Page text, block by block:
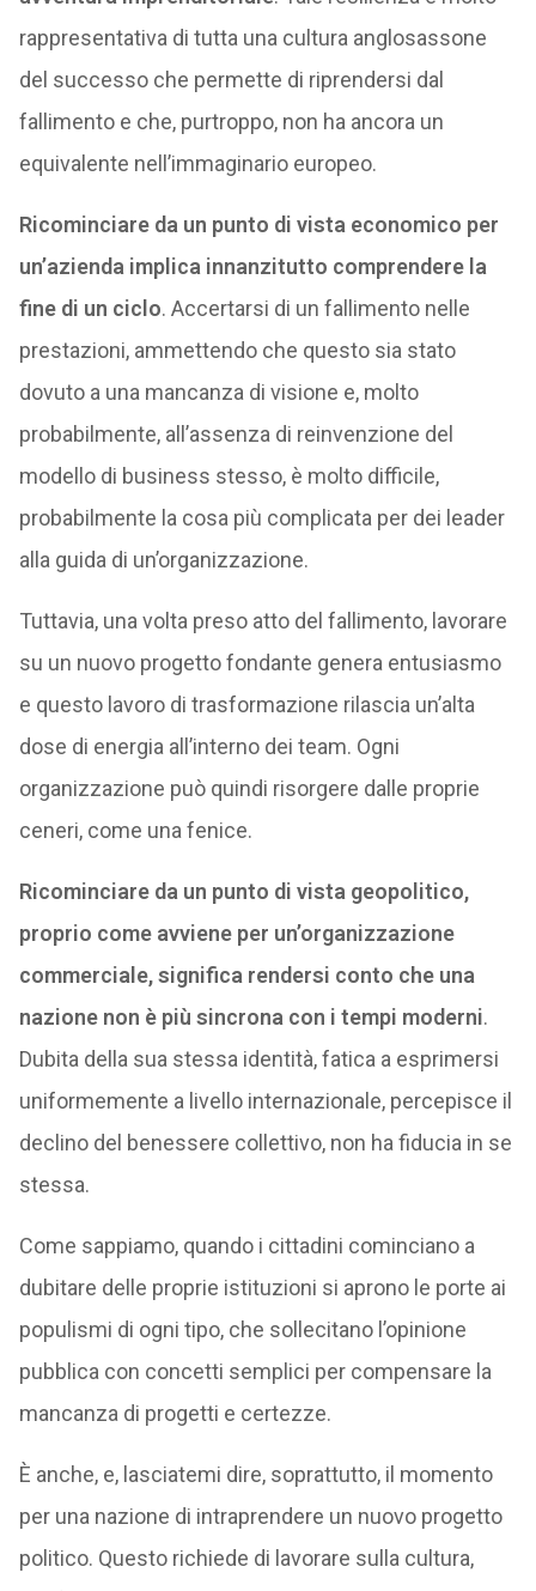
rappresentativa di tutta una cultura anglosassone
del successo che permette di riprendersi dal
fallimento e che, purtroppo, non ha ancora un
equivalente nell’immaginario europeo.
Ricominciare da un punto di vista economico per
un’azienda implica innanzitutto comprendere la
fine di un ciclo. Accertarsi di un fallimento nelle
prestazioni, ammettendo che questo sia stato
dovuto a una mancanza di visione e, molto
probabilmente, all’assenza di reinvenzione del
modello di business stesso, è molto difficile,
probabilmente la cosa più complicata per dei leader
alla guida di un’organizzazione.
Tuttavia, una volta preso atto del fallimento, lavorare
su un nuovo progetto fondante genera entusiasmo
e questo lavoro di trasformazione rilascia un’alta
dose di energia all’interno dei team. Ogni
organizzazione può quindi risorgere dalle proprie
ceneri, come una fenice.
Ricominciare da un punto di vista geopolitico,
proprio come avviene per un’organizzazione
commerciale, significa rendersi conto che una
nazione non è più sincrona con i tempi moderni.
Dubita della sua stessa identità, fatica a esprimersi
uniformemente a livello internazionale, percepisce il
declino del benessere collettivo, non ha fiducia in se
stessa.
Come sappiamo, quando i cittadini cominciano a
dubitare delle proprie istituzioni si aprono le porte ai
populismi di ogni tipo, che sollecitano l’opinione
pubblica con concetti semplici per compensare la
mancanza di progetti e certezze.
È anche, e, lasciatemi dire, soprattutto, il momento
per una nazione di intraprendere un nuovo progetto
politico. Questo richiede di lavorare sulla cultura,